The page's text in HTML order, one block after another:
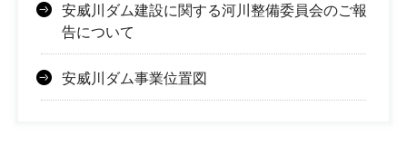
安威川ダム建設に関する河川整備委員会のご報
告について
安威川ダム事業位置図